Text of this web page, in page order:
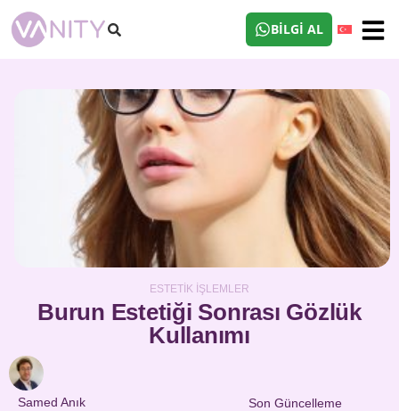
BILGI AL
ESTETIK İŞLEMLER
Burun Estetiği Sonrası Gözlük
Kullanımı
Samed Anık
Son Güncelleme